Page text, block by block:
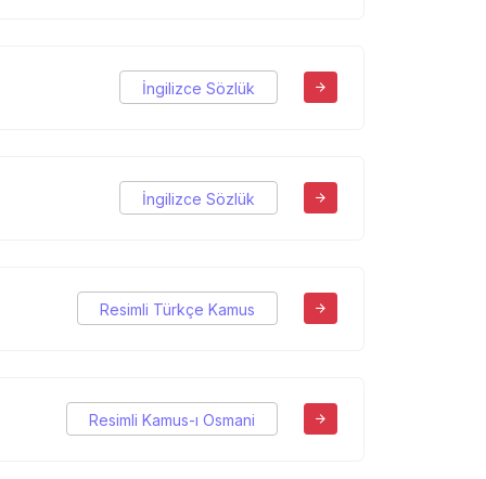
İngilizce Sözlük
İngilizce Sözlük
Resimli Türkçe Kamus
Resimli Kamus-ı Osmani